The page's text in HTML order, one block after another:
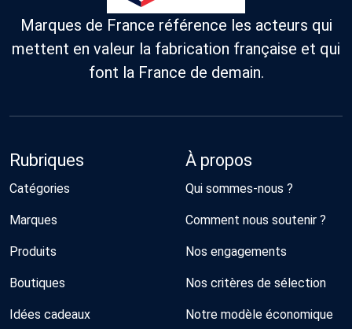
Marques de France référence les acteurs qui
mettent en valeur la fabrication française et qui
font la France de demain.
Rubriques
Catégories
Marques
Produits
Boutiques
Idées cadeaux
À propos
Qui sommes-nous ?
Comment nous soutenir ?
Nos engagements
Nos critères de sélection
Notre modèle économique